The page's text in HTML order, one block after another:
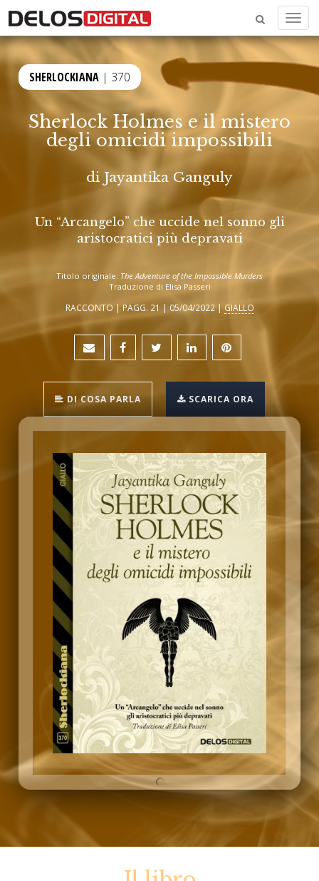
Menu
SHERLOCKIANA | 370
Sherlock Holmes e il mistero
degli omicidi impossibili
di Jayantika Ganguly
Un “Arcangelo” che uccide nel sonno gli
aristocratici più depravati
Titolo originale: The Adventure of the Impossible Murders
Traduzione di Elisa Passeri
RACCONTO | PAGG. 21 | 05/04/2022 | GIALLO
DI COSA PARLA SCARICA ORA